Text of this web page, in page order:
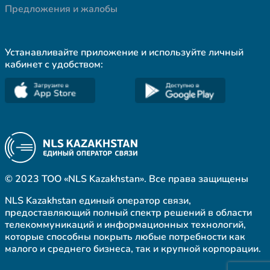
Предложения и жалобы
Устанавливайте приложение и используйте личный
кабинет с удобством:
© 2023 ТОО «NLS Kazakhstan». Все права защищены
NLS Kazakhstan единый оператор связи,
предоставляющий полный спектр решений в области
телекоммуникаций и информационных технологий,
которые способны покрыть любые потребности как
малого и среднего бизнеса, так и крупной корпорации.